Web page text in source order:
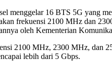
menggelar 16 BTS 5G yang
frekuensi 2100 MHz dan
oleh Kementerian
2100 MHz, 2300 MHz, dan
lebih dari 5 Gbps.